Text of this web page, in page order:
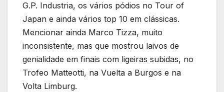
G.P. Industria, os vários pódios no Tour of
Japan e ainda vários top 10 em clássicas.
Mencionar ainda Marco Tizza, muito
inconsistente, mas que mostrou laivos de
genialidade em finais com ligeiras subidas, no
Trofeo Matteotti, na Vuelta a Burgos e na
Volta Limburg.